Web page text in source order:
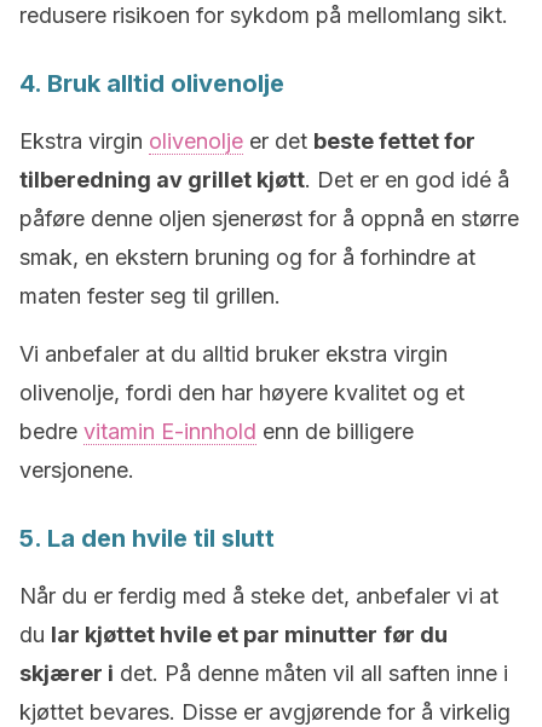
redusere risikoen for sykdom på mellomlang sikt.
4. Bruk alltid olivenolje
Ekstra virgin olivenolje er det beste fettet for
tilberedning av grillet kjøtt. Det er en god idé å
påføre denne oljen sjenerøst for å oppnå en større
smak, en ekstern bruning og for å forhindre at
maten fester seg til grillen.
Vi anbefaler at du alltid bruker ekstra virgin
olivenolje, fordi den har høyere kvalitet og et
bedre vitamin E-innhold enn de billigere
versjonene.
5. La den hvile til slutt
Når du er ferdig med å steke det, anbefaler vi at
du lar kjøttet hvile et par minutter før du
skjærer i det. På denne måten vil all saften inne i
kjøttet bevares. Disse er avgjørende for å virkelig